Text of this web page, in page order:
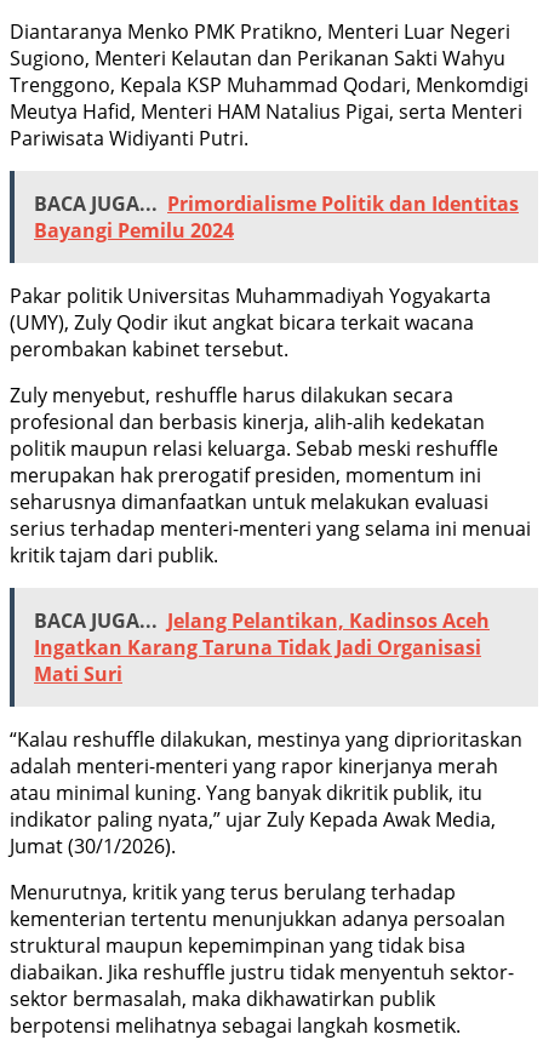
Diantaranya Menko PMK Pratikno, Menteri Luar Negeri
Sugiono, Menteri Kelautan dan Perikanan Sakti Wahyu
Trenggono, Kepala KSP Muhammad Qodari, Menkomdigi
Meutya Hafid, Menteri HAM Natalius Pigai, serta Menteri
Pariwisata Widiyanti Putri.
BACA JUGA... Primordialisme Politik dan Identitas
Bayangi Pemilu 2024
Pakar politik Universitas Muhammadiyah Yogyakarta
(UMY), Zuly Qodir ikut angkat bicara terkait wacana
perombakan kabinet tersebut.
Zuly menyebut, reshuffle harus dilakukan secara
profesional dan berbasis kinerja, alih-alih kedekatan
politik maupun relasi keluarga. Sebab meski reshuffle
merupakan hak prerogatif presiden, momentum ini
seharusnya dimanfaatkan untuk melakukan evaluasi
serius terhadap menteri-menteri yang selama ini menuai
kritik tajam dari publik.
BACA JUGA... Jelang Pelantikan, Kadinsos Aceh
Ingatkan Karang Taruna Tidak Jadi Organisasi
Mati Suri
“Kalau reshuffle dilakukan, mestinya yang diprioritaskan
adalah menteri-menteri yang rapor kinerjanya merah
atau minimal kuning. Yang banyak dikritik publik, itu
indikator paling nyata,” ujar Zuly Kepada Awak Media,
Jumat (30/1/2026).
Menurutnya, kritik yang terus berulang terhadap
kementerian tertentu menunjukkan adanya persoalan
struktural maupun kepemimpinan yang tidak bisa
diabaikan. Jika reshuffle justru tidak menyentuh sektor-
sektor bermasalah, maka dikhawatirkan publik
berpotensi melihatnya sebagai langkah kosmetik.